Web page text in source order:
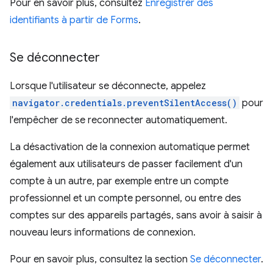
Pour en savoir plus, consultez Enregistrer des
identifiants à partir de Forms.
Se déconnecter
Lorsque l'utilisateur se déconnecte, appelez
navigator.credentials.preventSilentAccess() pour
l'empêcher de se reconnecter automatiquement.
La désactivation de la connexion automatique permet
également aux utilisateurs de passer facilement d'un
compte à un autre, par exemple entre un compte
professionnel et un compte personnel, ou entre des
comptes sur des appareils partagés, sans avoir à saisir à
nouveau leurs informations de connexion.
Pour en savoir plus, consultez la section Se déconnecter.